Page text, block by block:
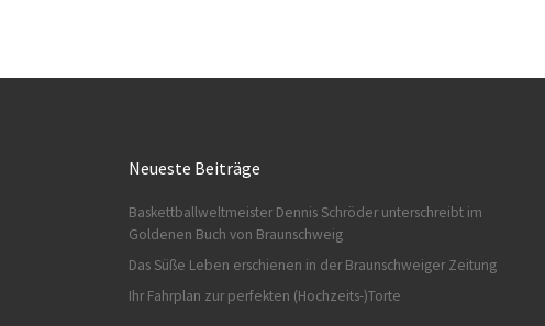
Neueste Beiträge
Baskettballweltmeister Dennis Schröder unterschreibt im
Goldenen Buch von Braunschweig
Das Süße Leben erschienen in der Braunschweiger Zeitung
Ihr Fahrplan zur perfekten (Hochzeits-)Torte